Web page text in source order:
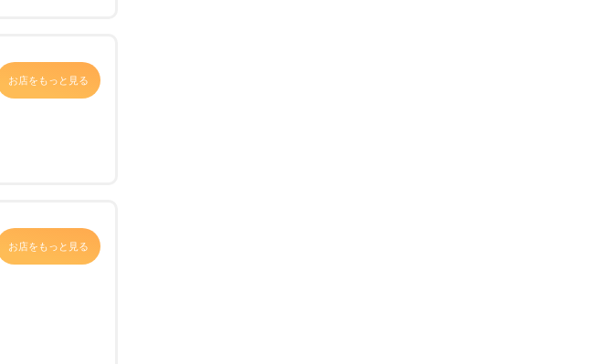
お店をもっと見る
お店をもっと見る